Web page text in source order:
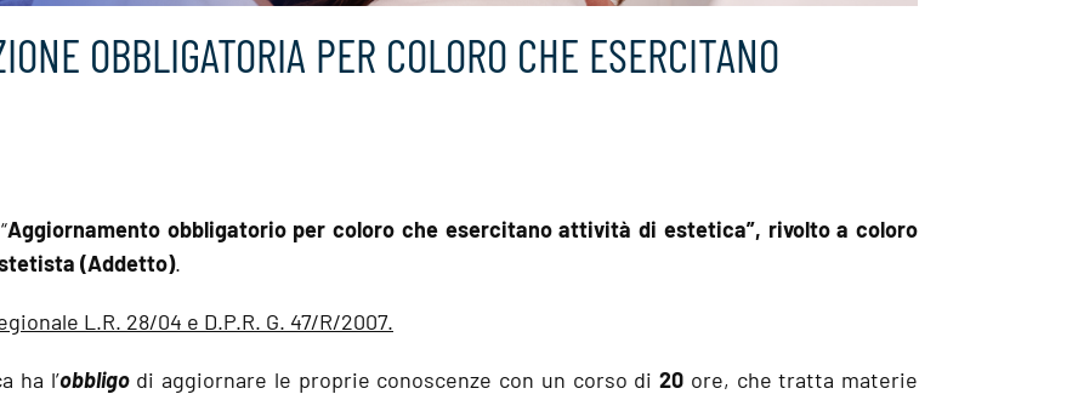
OBBLIGATORIA PER COLORO CHE ESERCITANO
Aggiornamento obbligatorio per coloro che esercitano attività di estetica”, rivolto a coloro
(Addetto).
L.R. 28/04 e D.P.R. G. 47/R/2007.
ha l’obbligodi aggiornare le proprie conoscenze con un corso di20 ore, che tratta materie